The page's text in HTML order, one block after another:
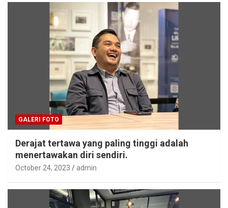
GALERI FOTO
Derajat tertawa yang paling tinggi adalah
menertawakan diri sendiri.
October 24, 2023 admin